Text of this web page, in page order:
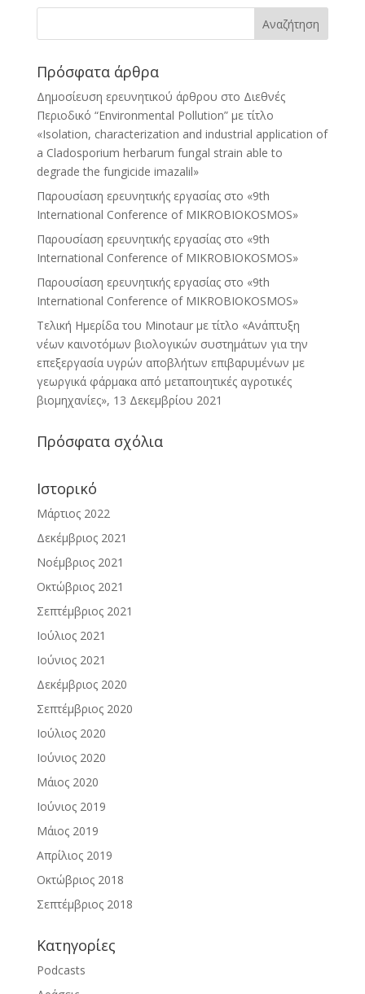
Πρόσφατα άρθρα
Δημοσίευση ερευνητικού άρθρου στο Διεθνές
Περιοδικό “Environmental Pollution” με τίτλο
«Isolation, characterization and industrial application of
a Cladosporium herbarum fungal strain able to
degrade the fungicide imazalil»
Παρουσίαση ερευνητικής εργασίας στo «9th
International Conference of MIKROBIOKOSMOS»
Παρουσίαση ερευνητικής εργασίας στo «9th
International Conference of MIKROBIOKOSMOS»
Παρουσίαση ερευνητικής εργασίας στo «9th
International Conference of MIKROBIOKOSMOS»
Τελική Ημερίδα του Minotaur με τίτλο «Ανάπτυξη
νέων καινοτόμων βιολογικών συστημάτων για την
επεξεργασία υγρών αποβλήτων επιβαρυμένων με
γεωργικά φάρμακα από μεταποιητικές αγροτικές
βιομηχανίες», 13 Δεκεμβρίου 2021
Πρόσφατα σχόλια
Ιστορικό
Μάρτιος 2022
Δεκέμβριος 2021
Νοέμβριος 2021
Οκτώβριος 2021
Σεπτέμβριος 2021
Ιούλιος 2021
Ιούνιος 2021
Δεκέμβριος 2020
Σεπτέμβριος 2020
Ιούλιος 2020
Ιούνιος 2020
Μάιος 2020
Ιούνιος 2019
Μάιος 2019
Απρίλιος 2019
Οκτώβριος 2018
Σεπτέμβριος 2018
Kατηγορίες
Podcasts